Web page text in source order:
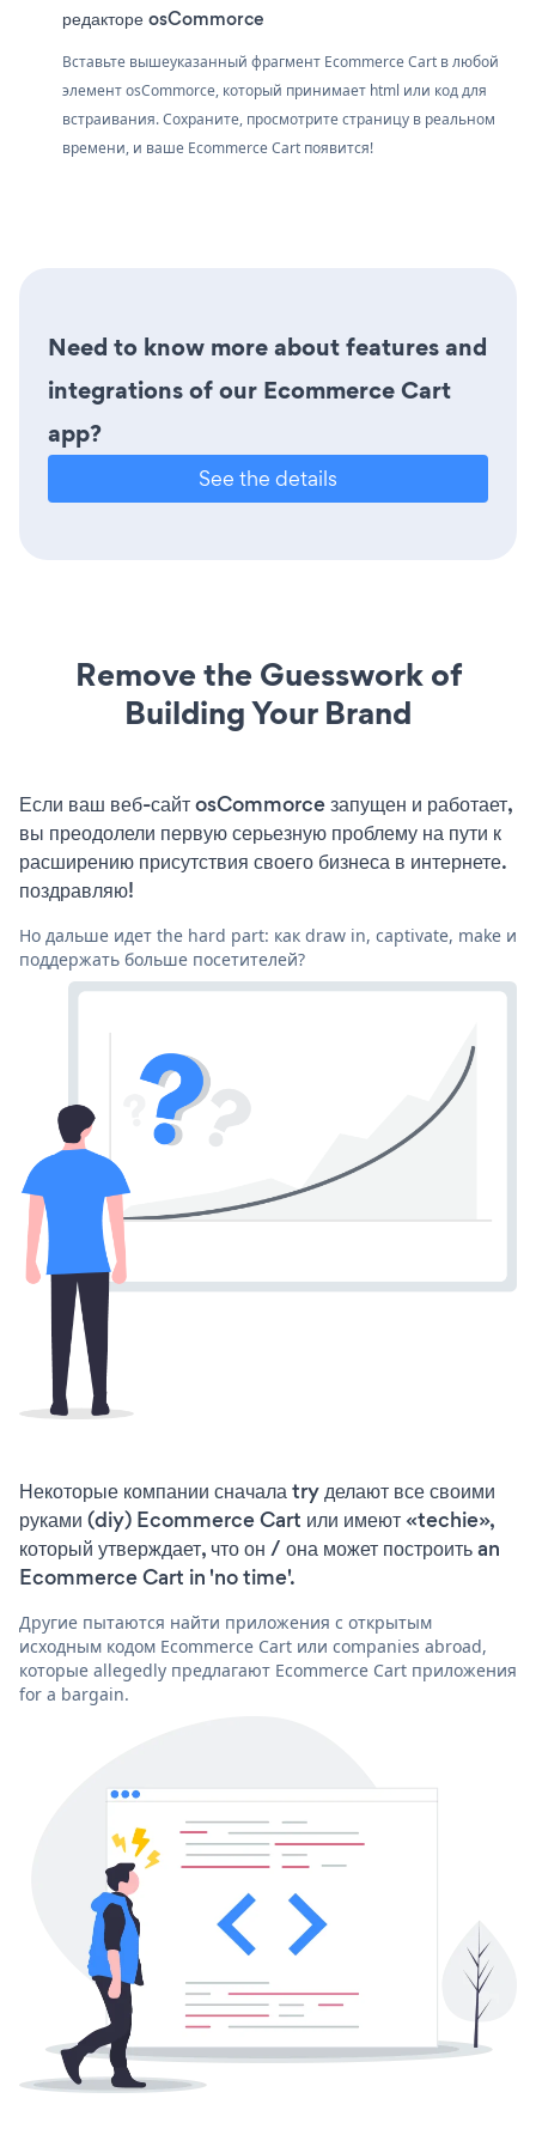
редакторе osCommorce
Вставьте вышеуказанный фрагмент Ecommerce Cart в любой
элемент osCommorce, который принимает html или код для
встраивания. Сохраните, просмотрите страницу в реальном
времени, и ваше Ecommerce Cart появится!
Need to know more about features and
integrations of our Ecommerce Cart
app?
See the details
Remove the Guesswork of
Building Your Brand
Если ваш веб-сайт osCommorce запущен и работает,
вы преодолели первую серьезную проблему на пути к
расширению присутствия своего бизнеса в интернете.
поздравляю!
Но дальше идет the hard part: как draw in, captivate, make и
поддержать больше посетителей?
Некоторые компании сначала try делают все своими
руками (diy) Ecommerce Cart или имеют «techie»,
который утверждает, что он / она может построить an
Ecommerce Cart in 'no time'.
Другие пытаются найти приложения с открытым
исходным кодом Ecommerce Cart или companies abroad,
которые allegedly предлагают Ecommerce Cart приложения
for a bargain.